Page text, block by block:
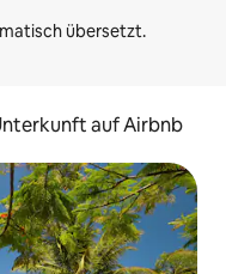
auf Airbnb